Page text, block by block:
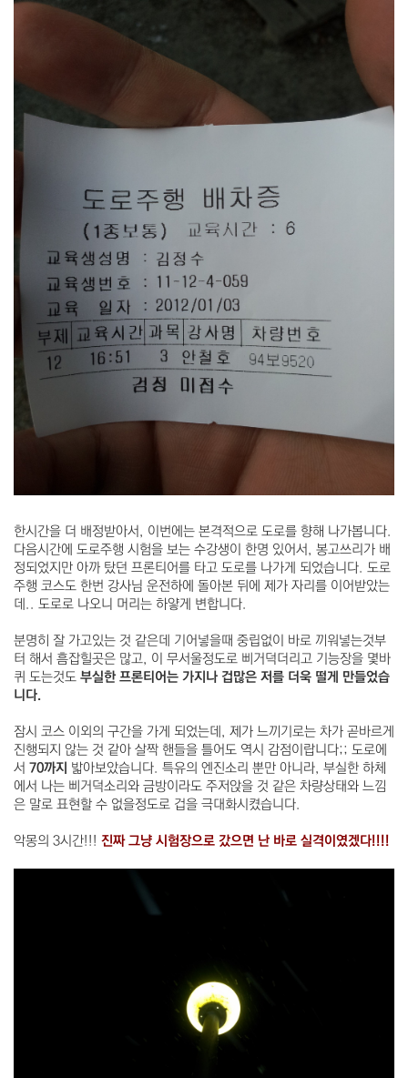
한시간을 더 배정받아서, 이번에는 본격적으로 도로를 향해 나가봅니다.
다음시간에 도로주행 시험을 보는 수강생이 한명 있어서, 봉고쓰리가 배
정되었지만 아까 탔던 프론티어를 타고 도로를 나가게 되었습니다. 도로
주행 코스도 한번 강사님 운전하에 돌아본 뒤에 제가 자리를 이어받았는
데.. 도로로 나오니 머리는 하얗게 변합니다.
분명히 잘 가고있는 것 같은데 기어넣을때 중립없이 바로 끼워넣는것부
터 해서 흠잡힐곳은 많고, 이 무서울정도로 삐거덕더리고 기능장을 몇바
퀴 도는것도 부실한 프론티어는 가지나 겁많은 저를 더욱 떨게 만들었습
니다.
잠시 코스 이외의 구간을 가게 되었는데, 제가 느끼기로는 차가 곧바르게
진행되지 않는 것 같아 살짝 핸들을 틀어도 역시 감점이랍니다;; 도로에
서 70까지 밟아보았습니다. 특유의 엔진소리 뿐만 아니라, 부실한 하체
에서 나는 삐거덕소리와 금방이라도 주저앉을 것 같은 차량상태와 느낌
은 말로 표현할 수 없을정도로 겁을 극대화시켰습니다.
악몽의 3시간!!! 진짜 그냥 시험장으로 갔으면 난 바로 실격이였겠다!!!!